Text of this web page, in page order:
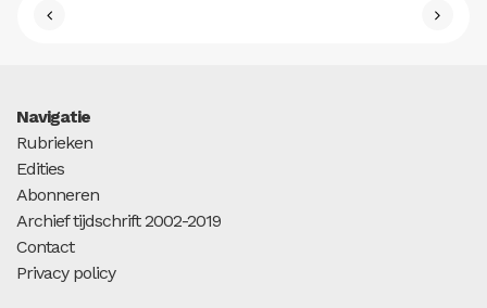
Navigatie
Rubrieken
Edities
Abonneren
Archief tijdschrift 2002-2019
Contact
Privacy policy